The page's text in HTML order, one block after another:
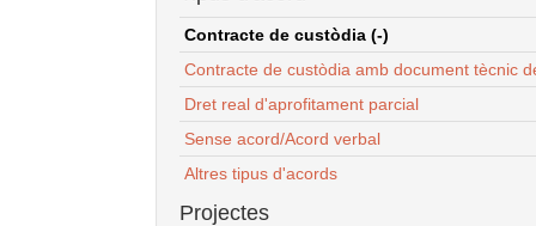
Contracte de custòdia (-)
Contracte de custòdia amb document tècnic
Dret real d'aprofitament parcial
Sense acord/Acord verbal
Altres tipus d'acords
Projectes